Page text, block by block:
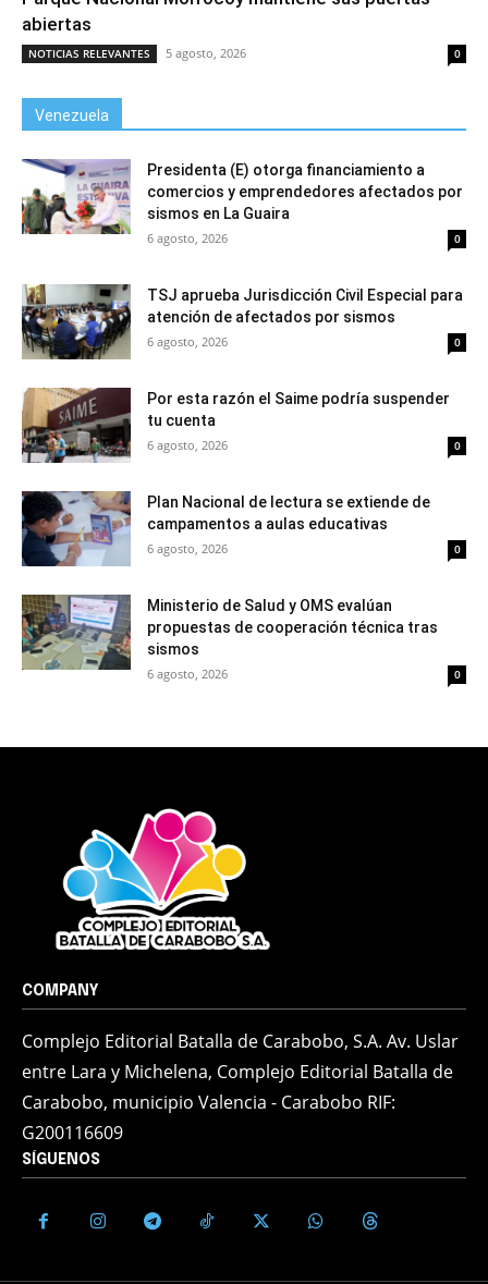
abiertas
NOTICIAS RELEVANTES 5 agosto, 2026 0
Venezuela
Presidenta (E) otorga financiamiento a
comercios y emprendedores afectados por
sismos en La Guaira
6 agosto, 2026 0
TSJ aprueba Jurisdicción Civil Especial para
atención de afectados por sismos
6 agosto, 2026 0
Por esta razón el Saime podría suspender
tu cuenta
6 agosto, 2026 0
Plan Nacional de lectura se extiende de
campamentos a aulas educativas
6 agosto, 2026 0
Ministerio de Salud y OMS evalúan
propuestas de cooperación técnica tras
sismos
6 agosto, 2026 0
COMPANY
Complejo Editorial Batalla de Carabobo, S.A. Av. Uslar
entre Lara y Michelena, Complejo Editorial Batalla de
Carabobo, municipio Valencia - Carabobo RIF:
G200116609
SÍGUENOS